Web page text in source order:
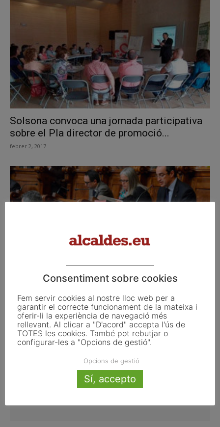
Solsona convoca una jornada participativa
sobre el Pla director de promoció...
febrer 2, 2017
El pla director dels Bombers de Barcelona
novembre 28, 2014
Consentiment sobre cookies
Fem servir cookies al nostre lloc web per a
garantir el correcte funcionament de la mateixa i
oferir-li la experiència de navegació més
rellevant. Al clicar a "D'acord" accepta l'ús de
TOTES les cookies. També pot rebutjar o
configurar-les a "Opcions de gestió".
Opcions de gestió
Sí, accepto